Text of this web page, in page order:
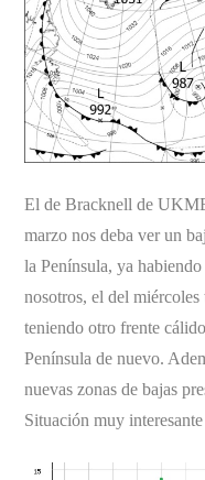
El de Bracknell de
marzo nos deba ver un
la Península, ya
nosotros, el del
teniendo otro frente
Península de nuevo.
nuevas zonas de bajas
Situación muy